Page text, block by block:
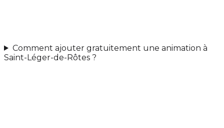
Comment ajouter gratuitement une animation à
Saint-Léger-de-Rôtes ?